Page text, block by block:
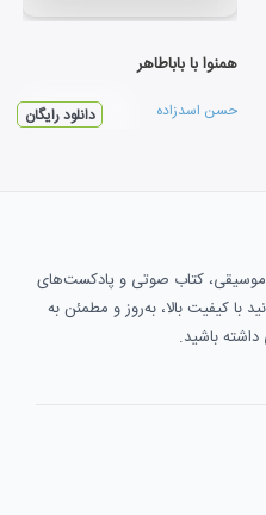
همنوا با باباطاهر
حسن اسدزاده دانلود رایگان
موسیقی، کتاب صوتی و پادکست‌های
با کیفیت بالا، به‌روز و مطمئن به
باشید.